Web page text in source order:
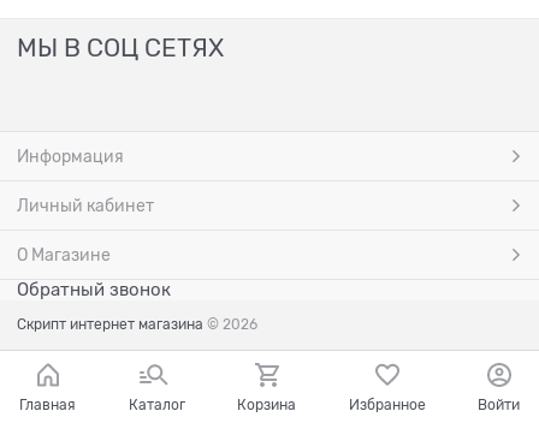
МЫ В СОЦ СЕТЯХ
Информация
Личный кабинет
О Магазине
Обратный звонок
Скрипт интернет магазина © 2026
Главная Каталог Корзина Избранное Войти